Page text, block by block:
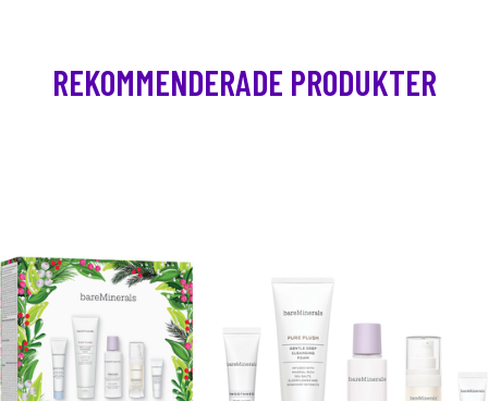
REKOMMENDERADE PRODUKTER